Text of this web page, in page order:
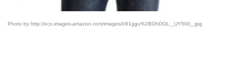
Photo by http://ecx.images-amazon.com/images/I/91ggu%2BOhDOL._UY500_.jpg